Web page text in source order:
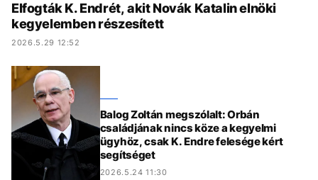
Elfogták K. Endrét, akit Novák Katalin elnöki
kegyelemben részesített
2026.5.29 12:52
Balog Zoltán megszólalt: Orbán
családjának nincs köze a kegyelmi
ügyhöz, csak K. Endre felesége kért
segítséget
2026.5.24 11:30